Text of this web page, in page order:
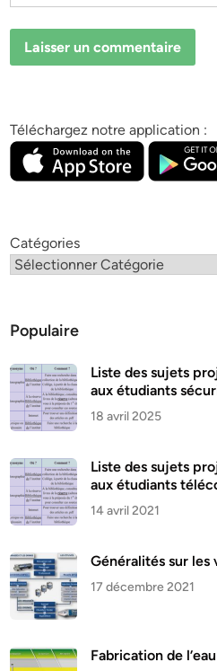
Téléchargez notre application :
Catégories
Populaire
Liste des sujets
aux étudiants
18 avril 2025
Liste des sujets
aux étudiants
14 avril 2021
Généralités sur
17 décembre 2021
Fabrication de